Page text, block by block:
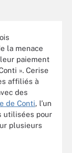
la menace
paiement
». Cerise
affiliés à
des
de Conti, l’un
utilisées pour
plusieurs